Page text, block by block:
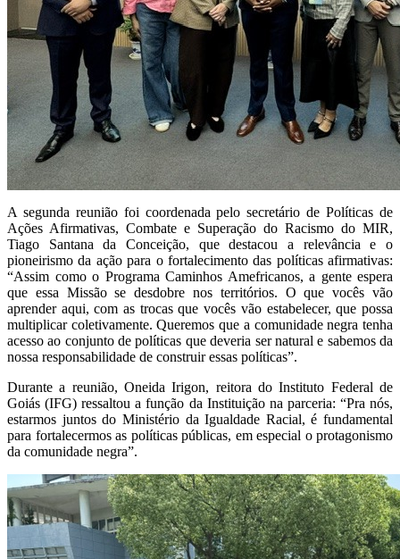
A segunda reunião foi coordenada pelo secretário de Políticas de
Ações Afirmativas, Combate e Superação do Racismo do MIR,
Tiago Santana da Conceição, que destacou a relevância e o
pioneirismo da ação para o fortalecimento das políticas afirmativas:
“Assim como o Programa Caminhos Amefricanos, a gente espera
que essa Missão se desdobre nos territórios. O que vocês vão
aprender aqui, com as trocas que vocês vão estabelecer, que possa
multiplicar coletivamente. Queremos que a comunidade negra tenha
acesso ao conjunto de políticas que deveria ser natural e sabemos da
nossa responsabilidade de construir essas políticas”.
Durante a reunião, Oneida Irigon, reitora do Instituto Federal de
Goiás (IFG) ressaltou a função da Instituição na parceria: “Pra nós,
estarmos juntos do Ministério da Igualdade Racial, é fundamental
para fortalecermos as políticas públicas, em especial o protagonismo
da comunidade negra”.